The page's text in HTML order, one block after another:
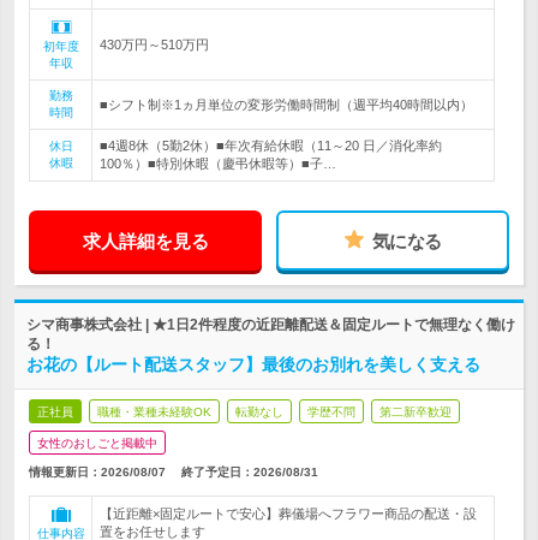
初年度
年収
430万円～510万円
勤務
時間
■シフト制※1ヵ月単位の変形労働時間制（週平均40時間以内）
休日
休暇
■4週8休（5勤2休）■年次有給休暇（11～20 日／消化率約
100％）■特別休暇（慶弔休暇等）■子…
求人詳細を見る 気になる
シマ商事株式会社 | ★1日2件程度の近距離配送＆固定ルートで無理なく働け
る！
お花の【ルート配送スタッフ】最後のお別れを美しく支える
正社員 職種・業種未経験OK 転勤なし 学歴不問 第二新卒歓迎
女性のおしごと掲載中
情報更新日：2026/08/07 終了予定日： 2026/08/31
仕事内容
【近距離×固定ルートで安心】葬儀場へフラワー商品の配送・設
置をお任せします